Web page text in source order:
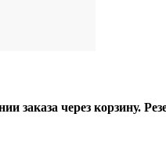
заказа через корзину.